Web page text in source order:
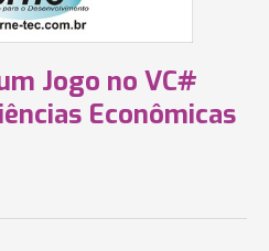
Jogo no VC#
Econômicas